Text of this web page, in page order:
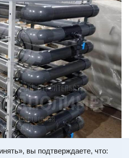
вы подтверждаете, что: